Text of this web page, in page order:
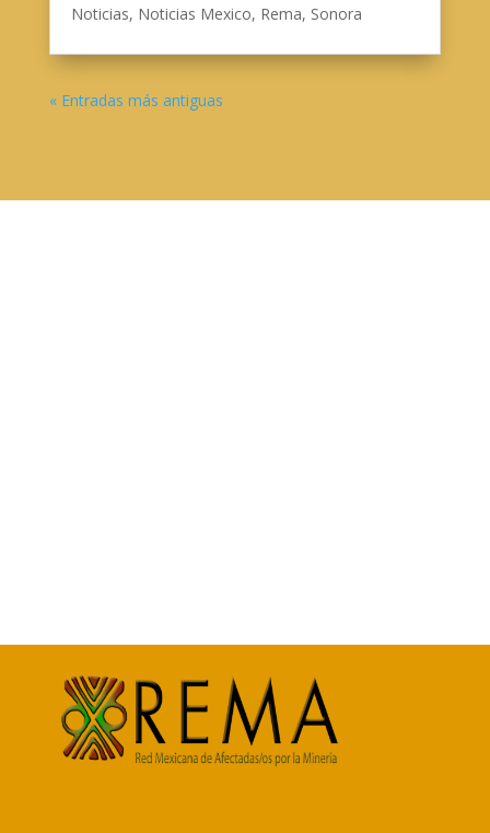
Noticias, Noticias Mexico, Rema, Sonora
« Entradas más antiguas